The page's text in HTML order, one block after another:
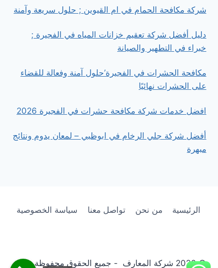
أرضيات
شركة مكافحة الحمام في ام القيوين ; حلول سريعة وآمنة
دليل أفضل شركة تعقيم خزانات المياه في الفجيرة ;
خبراء في التطهير والصيانة
مكافحة الحشرات في الفجيرة’حلول آمنة وفعالة للقضاء
على الحشرات نهائيًا
افضل خدمات شركة مكافحة حشرات في الفجيرة 2026
أفضل شركة جلي الرخام في ابوظبي – لمعان يدوم ونتائج
مبهرة
الرئيسية من نحن تواصل معنا سياسة الخصوصية
© 2026 شركة المعارف - جميع الحقوق محفوظة